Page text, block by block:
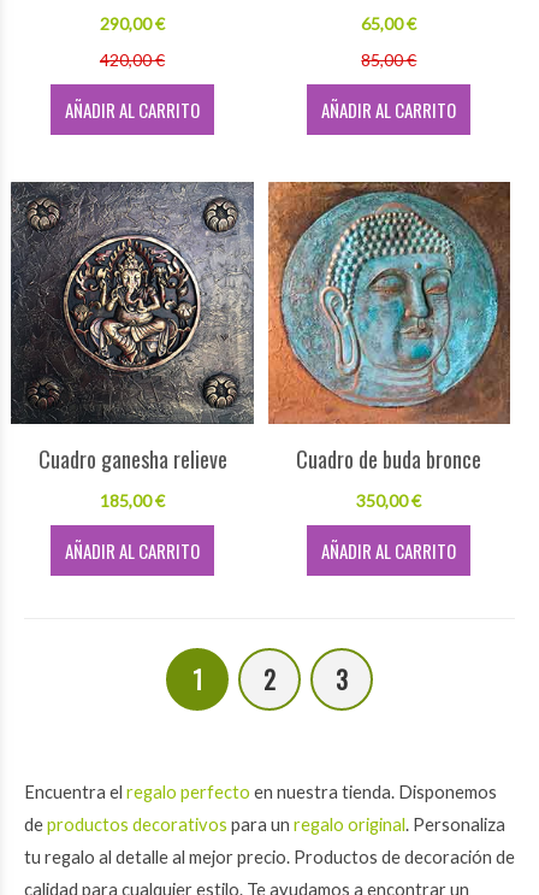
290,00 €
420,00 €
AÑADIR AL CARRITO
65,00 €
85,00 €
AÑADIR AL CARRITO
Cuadro ganesha relieve
185,00 €
AÑADIR AL CARRITO
Cuadro de buda bronce
350,00 €
AÑADIR AL CARRITO
1 2 3
Encuentra el regalo perfecto en nuestra tienda. Disponemos
deproductos decorativos para un regalo original. Personaliza
tu regalo al detalle al mejor precio. Productos de decoración de
calidad para cualquier estilo. Te ayudamos a encontrar un